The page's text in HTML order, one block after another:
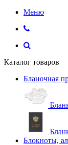
Меню
Каталог товаров
Бланочная
Блокноты,